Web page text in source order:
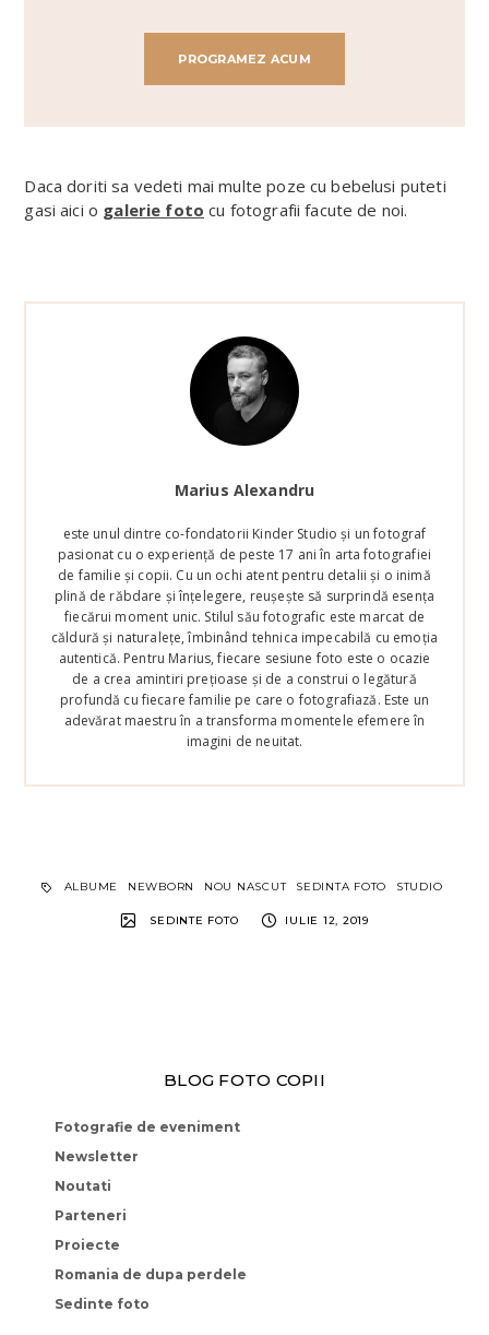
PROGRAMEZ ACUM
Daca doriti sa vedeti mai multe poze cu bebelusi puteti
gasi aici o galerie foto cu fotografii facute de noi.
Marius Alexandru
este unul dintre co-fondatorii Kinder Studio și un fotograf
pasionat cu o experiență de peste 17 ani în arta fotografiei
de familie și copii. Cu un ochi atent pentru detalii și o inimă
plină de răbdare și înțelegere, reușește să surprindă esența
fiecărui moment unic. Stilul său fotografic este marcat de
căldură și naturalețe, îmbinând tehnica impecabilă cu emoția
autentică. Pentru Marius, fiecare sesiune foto este o ocazie
de a crea amintiri prețioase și de a construi o legătură
profundă cu fiecare familie pe care o fotografiază. Este un
adevărat maestru în a transforma momentele efemere în
imagini de neuitat.
ALBUME NEWBORN NOU NASCUT SEDINTA FOTO STUDIO
SEDINTE FOTO IULIE 12, 2019
BLOG FOTO COPII
Fotografie de eveniment
Newsletter
Noutati
Parteneri
Proiecte
Romania de dupa perdele
Sedinte foto